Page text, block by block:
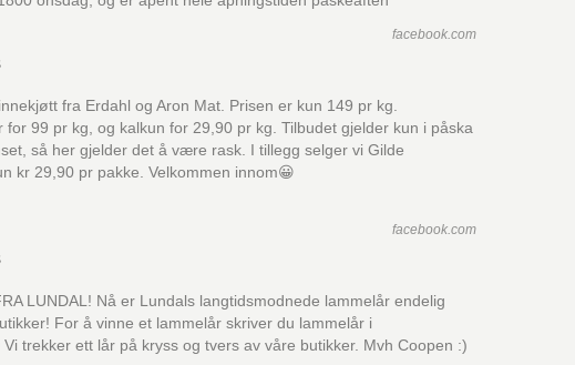
facebook.com
fra Erdahl og Aron Mat. Prisen er kun 149 pr kg.
for 99 pr kg, og kalkun for 29,90 pr kg. Tilbudet gjelder kun i påska
så her gjelder det å være rask. I tillegg selger vi Gilde
kr 29,90 pr pakke. Velkommen innom😀
facebook.com
LUNDAL! Nå er Lundals langtidsmodnede lammelår endelig
For å vinne et lammelår skriver du lammelår i
trekker ett lår på kryss og tvers av våre butikker. Mvh Coopen :)